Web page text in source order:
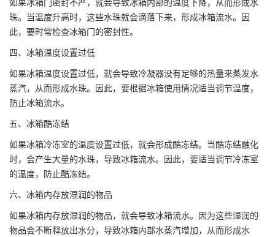
如果冰箱门密封不严，就会导致冰箱内部的温度下降，从而形成水
珠。当温度升高时，这些水珠就会滴落下来，形成冰箱流水。因
此，要时常检查冰箱门的密封性。
四、冰箱温度设置过低
如果冰箱温度设置过低，就会导致冷凝器没有足够的热量来蒸发水
蒸汽，从而形成水珠。因此，要根据冰箱使用情况适当调节温度，
防止冰箱流水。
五、冰箱酷冻结
如果冰箱冷冻室的温度设置过低，就会形成酷冻结。当酷冻结融化
时，会产生大量的水珠，导致冰箱流水。因此，要适当调节冷冻室
的温度，防止酷冻结。
六、冰箱内存放湿润的物品
如果冰箱内存放湿润的物品，就会导致冰箱流水。因为这些湿润的
物品会不断释放出水分，导致冰箱内部水蒸汽增加，从而形成水